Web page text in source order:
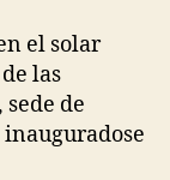
el solar
las
de
inauguradose